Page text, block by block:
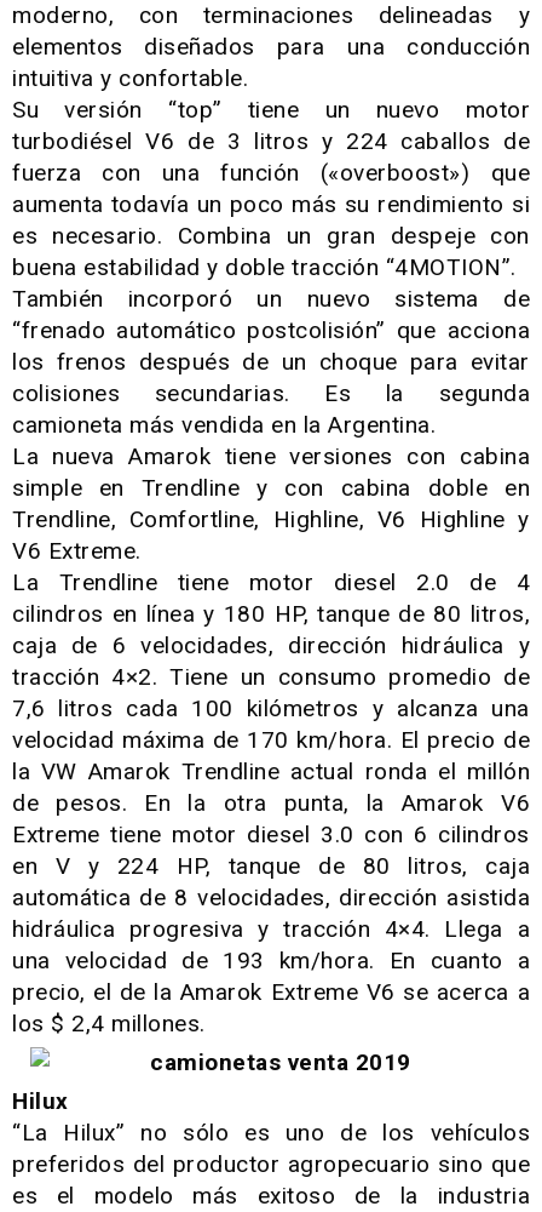
moderno, con terminaciones delineadas y
elementos diseñados para una conducción
intuitiva y confortable.
Su versión “top” tiene un nuevo motor
turbodiésel V6 de 3 litros y 224 caballos de
fuerza con una función («overboost») que
aumenta todavía un poco más su rendimiento si
es necesario. Combina un gran despeje con
buena estabilidad y doble tracción “4MOTION”.
También incorporó un nuevo sistema de
“frenado automático postcolisión” que acciona
los frenos después de un choque para evitar
colisiones secundarias. Es la segunda
camioneta más vendida en la Argentina.
La nueva Amarok tiene versiones con cabina
simple en Trendline y con cabina doble en
Trendline, Comfortline, Highline, V6 Highline y
V6 Extreme.
La Trendline tiene motor diesel 2.0 de 4
cilindros en línea y 180 HP, tanque de 80 litros,
caja de 6 velocidades, dirección hidráulica y
tracción 4×2. Tiene un consumo promedio de
7,6 litros cada 100 kilómetros y alcanza una
velocidad máxima de 170 km/hora. El precio de
la VW Amarok Trendline actual ronda el millón
de pesos. En la otra punta, la Amarok V6
Extreme tiene motor diesel 3.0 con 6 cilindros
en V y 224 HP, tanque de 80 litros, caja
automática de 8 velocidades, dirección asistida
hidráulica progresiva y tracción 4×4. Llega a
una velocidad de 193 km/hora. En cuanto a
precio, el de la Amarok Extreme V6 se acerca a
los $ 2,4 millones.
Hilux
“La Hilux” no sólo es uno de los vehículos
preferidos del productor agropecuario sino que
es el modelo más exitoso de la industria